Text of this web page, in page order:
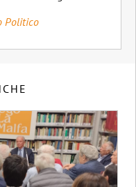
Politico